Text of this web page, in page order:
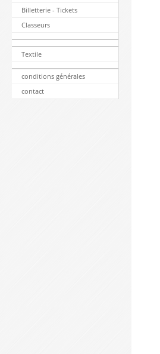
Billetterie - Tickets
Classeurs
Textile
conditions générales
contact